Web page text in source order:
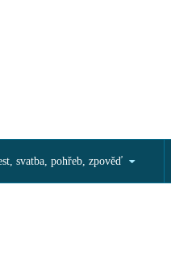
svatba, pohřeb, zpověď